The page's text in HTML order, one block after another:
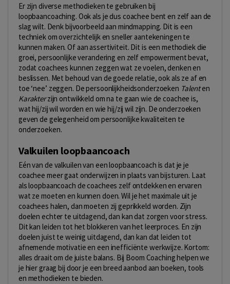
Er zijn diverse methodieken te gebruiken bij
loopbaancoaching. Ook als je dus coachee bent en zelf aan de
slag wilt. Denk bijvoorbeeld aan mindmapping. Dit is een
techniek om overzichtelijk en sneller aantekeningen te
kunnen maken. Of aan assertiviteit. Dit is een methodiek die
groei, persoonlijke verandering en zelf empowerment bevat,
zodat coachees kunnen zeggen wat ze voelen, denken en
beslissen. Met behoud van de goede relatie, ook als ze af en
toe ‘nee’ zeggen. De persoonlijkheidsonderzoeken Talenten
Karakterzijn ontwikkeld om na te gaan wie de coachee is,
wat hij/zij wil worden en wie hij/zij wil zijn. De onderzoeken
geven de gelegenheid om persoonlijke kwaliteiten te
onderzoeken.
Valkuilen loopbaancoach
Eén van de valkuilen van een loopbaancoach is dat je je
coachee meer gaat onderwijzen in plaats van bijsturen. Laat
als loopbaancoach de coachees zelf ontdekken en ervaren
wat ze moeten en kunnen doen. Wil je het maximale uit je
coachees halen, dan moeten zij geprikkeld worden. Zijn
doelen echter te uitdagend, dan kan dat zorgen voor stress.
Dit kan leiden tot het blokkeren van het leerproces. En zijn
doelen juist te weinig uitdagend, dan kan dat leiden tot
afnemende motivatie en een inefficiënte werkwijze. Kortom:
alles draait om de juiste balans. Bij Boom Coaching helpen we
je hier graag bij door je een breed aanbod aan boeken, tools
en methodieken te bieden.